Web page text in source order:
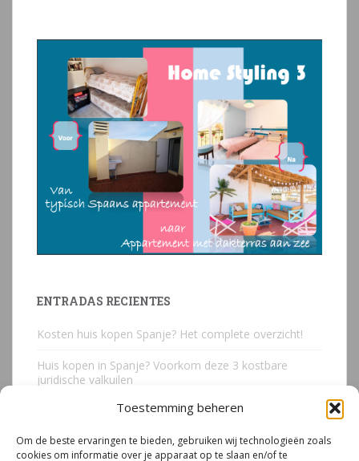
Toestemming beheren
Om de beste ervaringen te bieden, gebruiken wij technologieën zoals
cookies om informatie over je apparaat op te slaan en/of te
ENTRADAS RECIENTES
Kosten huis kopen Spanje? Het complete overzicht!
Huis kopen in Spanje? Voorkom deze 3 kostbare
juridische valkuilen
Due Diligence Spaans vastgoed
Emigreren naar Spanje Expert Call | Illegaal bouwen
door Mirjam van Riet (jan 2026)